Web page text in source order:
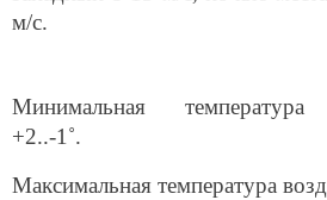
м/с.
Минимальная
+2..-1˚.
Максимальная температура